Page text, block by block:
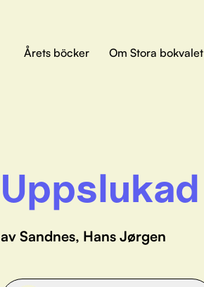
Årets böcker Om Stora bokvalet
Uppslukad
av Sandnes, Hans Jørgen